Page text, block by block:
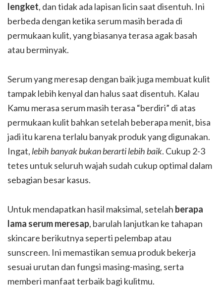
lengket, dan tidak ada lapisan licin saat disentuh. Ini
berbeda dengan ketika serum masih berada di
permukaan kulit, yang biasanya terasa agak basah
atau berminyak.
Serum yang meresap dengan baik juga membuat kulit
tampak lebih kenyal dan halus saat disentuh. Kalau
Kamu merasa serum masih terasa “berdiri” di atas
permukaan kulit bahkan setelah beberapa menit, bisa
jadi itu karena terlalu banyak produk yang digunakan.
Ingat, lebih banyak bukan berarti lebih baik. Cukup 2-3
tetes untuk seluruh wajah sudah cukup optimal dalam
sebagian besar kasus.
Untuk mendapatkan hasil maksimal, setelah berapa
lama serum meresap, barulah lanjutkan ke tahapan
skincare berikutnya seperti pelembap atau
sunscreen. Ini memastikan semua produk bekerja
sesuai urutan dan fungsi masing-masing, serta
memberi manfaat terbaik bagi kulitmu.